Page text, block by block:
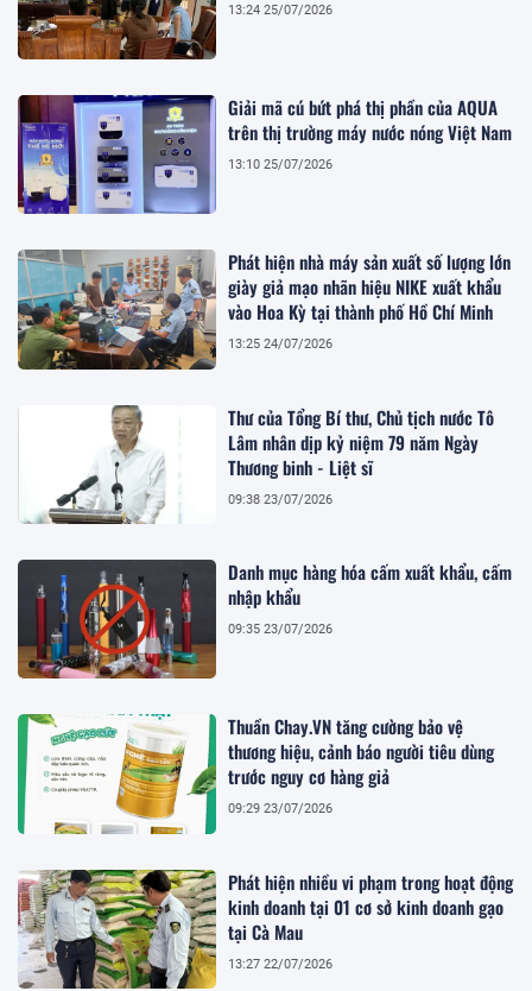
13:24 25/07/2026
Giải mã cú bứt phá thị phần của AQUA
trên thị trường máy nước nóng Việt Nam
13:10 25/07/2026
Phát hiện nhà máy sản xuất số lượng lớn
giày giả mạo nhãn hiệu NIKE xuất khẩu
vào Hoa Kỳ tại thành phố Hồ Chí Minh
13:25 24/07/2026
Thư của Tổng Bí thư, Chủ tịch nước Tô
Lâm nhân dịp kỷ niệm 79 năm Ngày
Thương binh - Liệt sĩ
09:38 23/07/2026
Danh mục hàng hóa cấm xuất khẩu, cấm
nhập khẩu
09:35 23/07/2026
Thuần Chay.VN tăng cường bảo vệ
thương hiệu, cảnh báo người tiêu dùng
trước nguy cơ hàng giả
09:29 23/07/2026
Phát hiện nhiều vi phạm trong hoạt động
kinh doanh tại 01 cơ sở kinh doanh gạo
tại Cà Mau
13:27 22/07/2026